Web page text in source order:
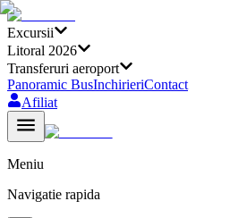
Excursii
Litoral 2026
Transferuri aeroport
Panoramic BusInchirieriContact
Afiliat
Meniu
Navigatie rapida